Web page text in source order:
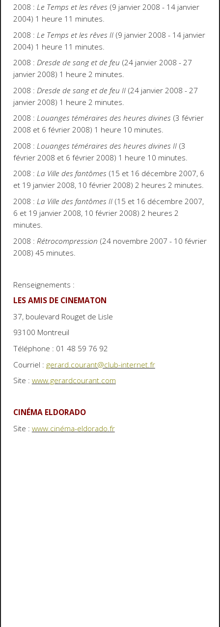
2008 : Le Temps et les rêves (9 janvier 2008 - 14 janvier
2004) 1 heure 11 minutes.
2008 : Le Temps et les rêves II(9 janvier 2008 - 14 janvier
2004) 1 heure 11 minutes.
2008 : Dresde de sang et de feu (24 janvier 2008 - 27
janvier 2008) 1 heure 2 minutes.
2008 : Dresde de sang et de feu II(24 janvier 2008 - 27
janvier 2008) 1 heure 2 minutes.
2008 : Louanges téméraires des heures divines (3 février
2008 et 6 février 2008) 1 heure 10 minutes.
2008 : Louanges téméraires des heures divines II(3
février 2008 et 6 février 2008) 1 heure 10 minutes.
2008 : La Ville des fantômes (15 et 16 décembre 2007, 6
et 19 janvier 2008, 10 février 2008) 2 heures 2 minutes.
2008 : La Ville des fantômes II(15 et 16 décembre 2007,
6 et 19 janvier 2008, 10 février 2008) 2 heures 2
minutes.
2008 : Rétrocompression (24 novembre 2007 - 10 février
2008) 45 minutes.
Renseignements :
LES AMIS DE CINEMATON
37, boulevard Rouget de Lisle
93100 Montreuil
Téléphone : 01 48 59 76 92
Courriel : gerard.courant@club-internet.fr
Site : www.gerardcourant.com
CINÉMA ELDORADO
Site : www.cinéma-eldorado.fr